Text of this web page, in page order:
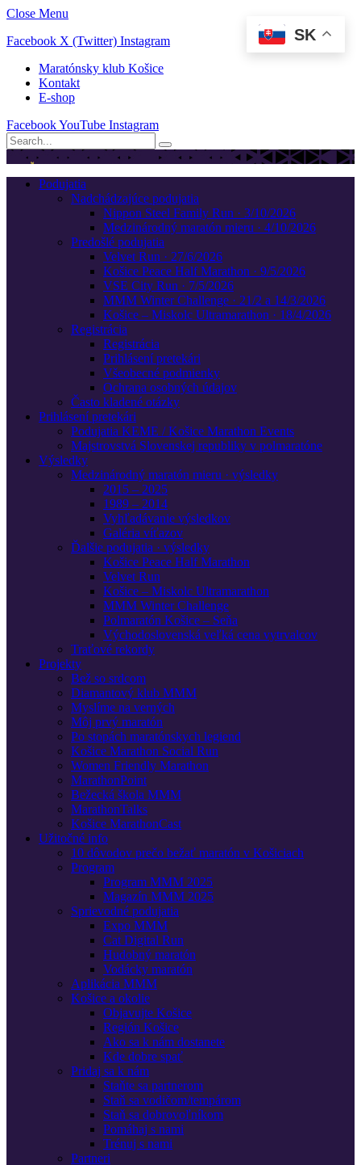
Close Menu
Facebook X (Twitter) Instagram
Maratónsky klub Košice
Kontakt
E-shop
FacebookYouTube Instagram
Podujatia
Nadchádzajúce podujatia
Nippon Steel Family Run · 3/10/2026
Medzinárodný maratón mieru · 4/10/2026
Predošlé podujatia
Velvet Run · 27/6/2026
Košice Peace Half Marathon · 9/5/2026
VSE City Run · 7/5/2026
MMM Winter Challenge · 21/2 a 14/3/2026
Košice – Miskolc Ultramarathon · 18/4/2026
Registrácia
Registrácia
Prihlásení pretekári
Všeobecné podmienky
Ochrana osobných údajov
Často kladené otázky
Prihlásení pretekári
Podujatia KEME / Košice Marathon Events
Majstrovstvá Slovenskej republiky v polmaratóne
Výsledky
Medzinárodný maratón mieru · výsledky
2015 – 2025
1989 – 2014
Vyhľadávanie výsledkov
Galéria víťazov
Ďalšie podujatia · výsledky
Košice Peace Half Marathon
Velvet Run
Košice – Miskolc Ultramarathon
MMM Winter Challenge
Polmaratón Košice – Seňa
Východoslovenská veľká cena vytrvalcov
Traťové rekordy
Projekty
Bež so srdcom
Diamantový klub MMM
Myslíme na verných
Môj prvý maratón
Po stopách maratónskych legiend
Košice Marathon Social Run
Women Friendly Marathon
MarathonPoint
Bežecká škola MMM
MarathonTalks
Košice MarathonCast
Užitočné info
10 dôvodov prečo bežať maratón v Košiciach
Program
Program MMM 2025
Magazín MMM 2025
Sprievodné podujatia
Expo MMM
Cat Digital Run
Hudobný maratón
Vodácky maratón
Aplikácia MMM
Košice a okolie
Objavujte Košice
Región Košice
Ako sa k nám dostanete
Kde dobre spať
Pridaj sa k nám
Staňte sa partnerom
Staň sa vodičom/tempárom
Staň sa dobrovoľníkom
Pomáhaj s nami
Trénuj s nami
Partneri
SK